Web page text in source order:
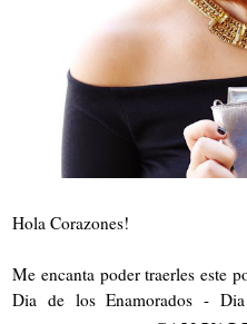
Hola Corazones!
Me encanta poder traerles este
Dia de los Enamorados -